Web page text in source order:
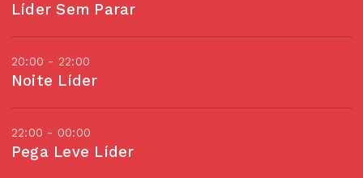
Líder Sem Parar
20:00 - 22:00
Noite Líder
22:00 - 00:00
Pega Leve Líder